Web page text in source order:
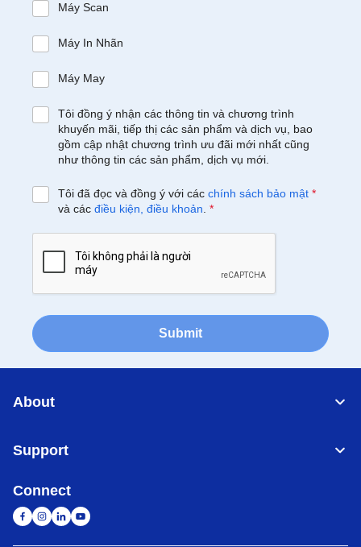
Máy Scan
Máy In Nhãn
Máy May
Tôi đồng ý nhận các thông tin và chương trình
khuyến mãi, tiếp thị các sản phẩm và dịch vụ, bao
gồm cập nhật chương trình ưu đãi mới nhất cũng
như thông tin các sản phẩm, dịch vụ mới.
Tôi đã đọc và đồng ý với các chính sách bảo mật *
và các điều kiện, điều khoản *
Submit
About
Support
Connect